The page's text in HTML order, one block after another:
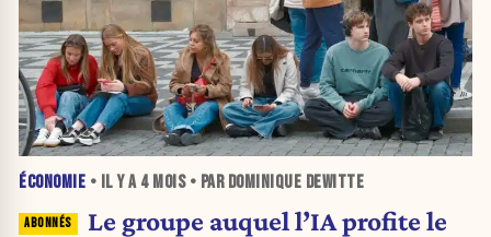
ÉCONOMIE • IL Y A 4 MOIS• PAR DOMINIQUE DEWITTE
Le groupe auquel l’IA profite le